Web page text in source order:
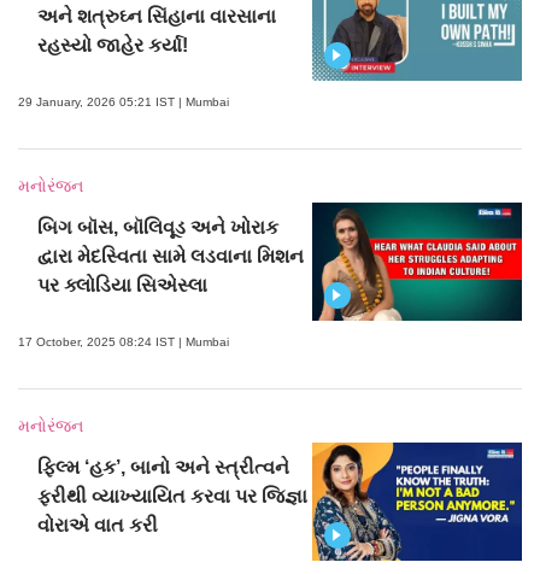
અને શત્રુઘ્ન સિંહાના વારસાના
રહસ્યો જાહેર કર્યા!
29 January, 2026 05:21 IST | Mumbai
મનોરંજન
બિગ બૉસ, બૉલિવૂડ અને ખોરાક
દ્વારા મેદસ્વિતા સામે લડવાના મિશન
પર ક્લોડિયા સિએસ્લા
17 October, 2025 08:24 IST | Mumbai
મનોરંજન
ફિલ્મ ‘હક’, બાનો અને સ્ત્રીત્વને
ફરીથી વ્યાખ્યાયિત કરવા પર જિજ્ઞા
વોરાએ વાત કરી